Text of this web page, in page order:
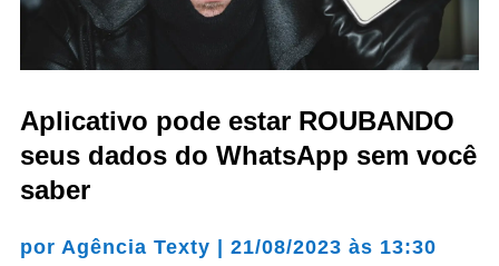
Aplicativo pode estar ROUBANDO
seus dados do WhatsApp sem você
saber
por Agência Texty | 21/08/2023 às 13:30